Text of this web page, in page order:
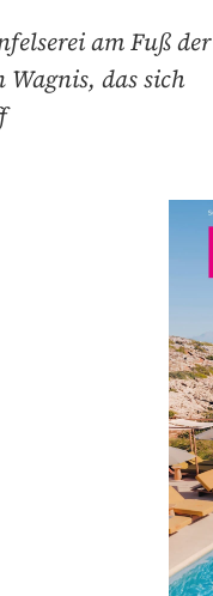
am Fuß der
das sich